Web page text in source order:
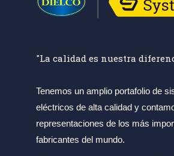
"La calidad es nuestra
Tenemos un amplio portafolio de
eléctricos de alta calidad y
representaciones de los más
fabricantes del mundo.